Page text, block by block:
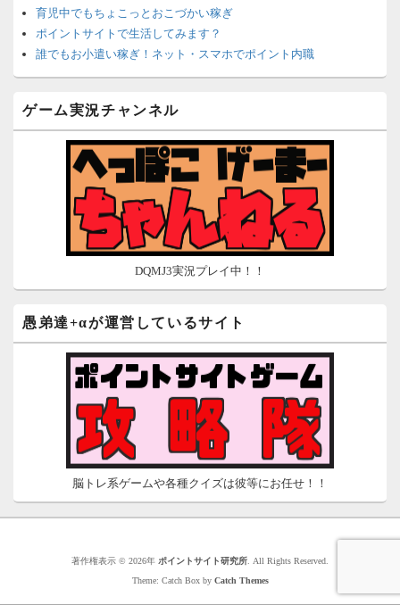
育児中でもちょこっとおこづかい稼ぎ
ポイントサイトで生活してみます？
誰でもお小遣い稼ぎ！ネット・スマホでポイント内職
ネットで簡単にお小遣い稼ぎ☆安心・安全・リスクなし☆
ポイントがお金に！？-空いた時間でちょい稼ぎ-
在宅deお小遣い！～小銭だって集めれば諭吉になる～
ネット収入攻略ナビ
ポイントサイトは安全？危険？お小遣い稼ぎサイトの使い方ガ
ゲーム実況チャンネル
DQMJ3実況プレイ中！！
愚弟達+αが運営しているサイト
脳トレ系ゲームや各種クイズは彼等にお任せ！！
著作権表示 © 2026年 ポイントサイト研究所 . All Rights Reserved.
Theme: Catch Box by Catch Themes